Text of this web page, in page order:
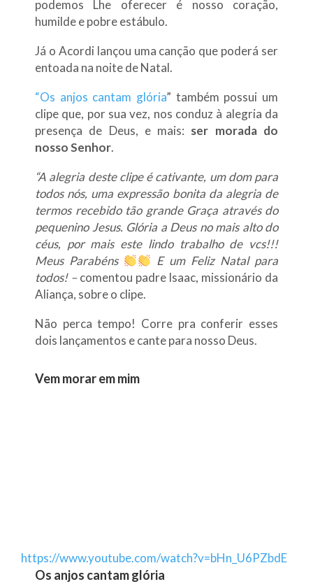
podemos Lhe oferecer é nosso coração,
humilde e pobre estábulo.
Já o Acordi lançou uma canção que poderá ser
entoada na noite de Natal.
“Os anjos cantam glória” também possui um
clipe que, por sua vez, nos conduz à alegria da
presença de Deus, e mais: ser morada do
nosso Senhor.
“A alegria deste clipe é cativante, um dom para
todos nós, uma expressão bonita da alegria de
termos recebido tão grande Graça através do
pequenino Jesus. Glória a Deus no mais alto do
céus, por mais este lindo trabalho de vcs!!!
Meus Parabéns
E um Feliz Natal para
todos! –comentou padre Isaac, missionário da
Aliança, sobre o clipe.
Não perca tempo! Corre pra conferir esses
dois lançamentos e cante para nosso Deus.
Vem morar em mim
https://www.youtube.com/watch?v=bHn_U6PZbdE
Os anjos cantam glória